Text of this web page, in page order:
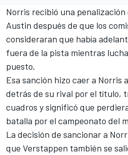
Norris recibió una penalización
Austin después de que los
consideraran que había
fuera de la pista mientras
puesto.
Esa sanción hizo caer a Norris
detrás de su rival por el título,
cuadros y significó que
batalla por el campeonato del
La decisión de sancionar a
que Verstappen también se